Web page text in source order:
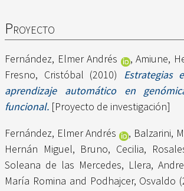
Proyecto
Fernández, Elmer Andrés ,Amiune,
Fresno, Cristóbal (2010) Estrategias
aprendizaje automático en
funcional. [Proyecto de investigación]
Fernández, Elmer Andrés
, Balzarini,
Hernán Miguel, Bruno, Cecilia,
Soleana de las Mercedes, Llera,
María Romina and Podhajcer, Osvaldo